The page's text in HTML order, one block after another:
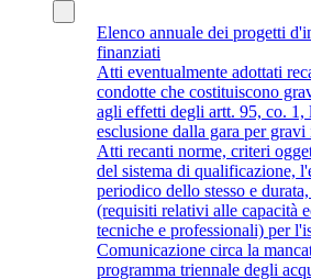
Elenco annuale dei progetti
finanziati
Atti eventualmente adottati
condotte che costituiscono
agli effetti degli artt. 95, co. 1,
esclusione dalla gara per
Atti recanti norme, criteri
del sistema di qualificazione,
periodico dello stesso e
(requisiti relativi alle capacità
tecniche e professionali) per
Comunicazione circa la
programma triennale degli